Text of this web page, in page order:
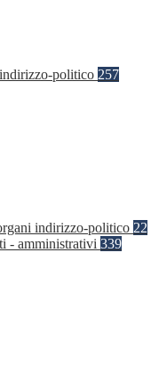
politico 257
indirizzo-politico 22
- amministrativi 339